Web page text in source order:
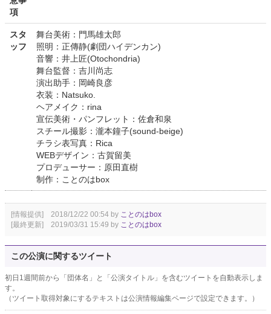
項
スタ
ッフ
舞台美術：門馬雄太郎
照明：正傳静(劇団ハイデンカン)
音響：井上匠(Otochondria)
舞台監督：吉川尚志
演出助手：岡崎良彦
衣装：Natsuko.
ヘアメイク：rina
宣伝美術・パンフレット：佐倉和泉
スチール撮影：瀧本鐘子(sound-beige)
チラシ表写真：Rica
WEBデザイン：古賀留美
プロデューサー：原田直樹
制作：ことのはbox
[情報提供] 2018/12/22 00:54 by ことのはbox
[最終更新] 2019/03/31 15:49 by ことのはbox
この公演に関するツイート
初日1週間前から「団体名」と「公演タイトル」を含むツイートを自動表示しま
す。
（ツイート取得対象にするテキストは公演情報編集ページで設定できます。）